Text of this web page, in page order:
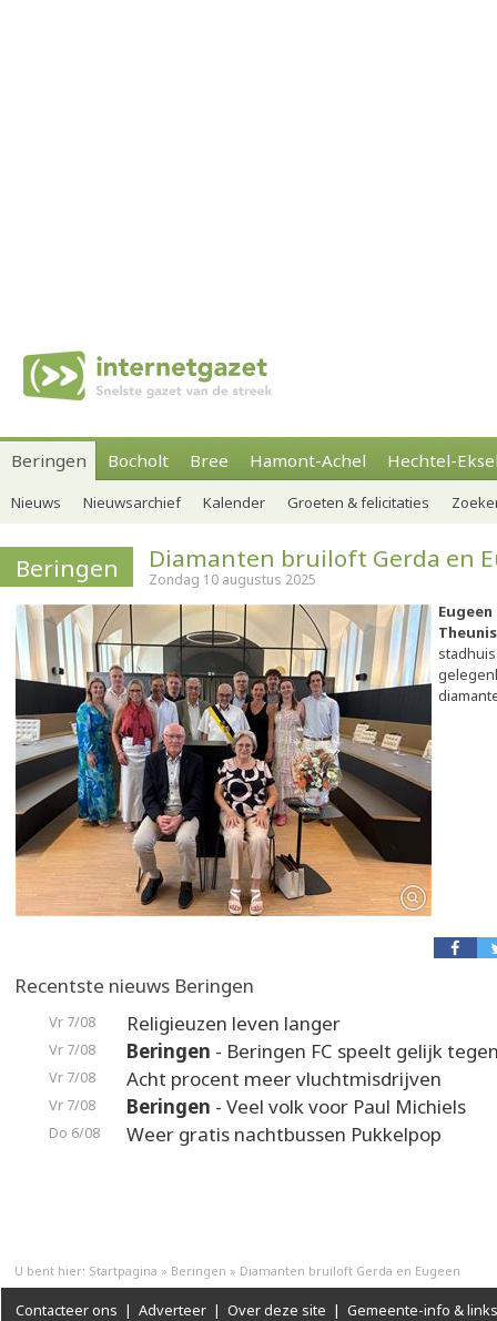
Beringen Bocholt Bree Hamont-Achel Hechtel-
Nieuws Nieuwsarchief Kalender Groeten & felicitaties
Beringen Diamanten bruiloft Gerda en
Zondag 10 augustus 2025
Theunis
Recentste nieuws Beringen
Vr 7/08 Religieuzen leven langer
Vr 7/08 Beringen - Beringen FC speelt gelijk
Vr 7/08 Acht procent meer vluchtmisdrijven
Vr 7/08 Beringen - Veel volk voor Paul Michiels
Do 6/08 Weer gratis nachtbussen Pukkelpop
U bent hier: Startpagina » Beringen » Diamanten bruiloft Gerda en Eugeen
Contacteer ons | Adverteer | Over deze site | Gemeente-info & links